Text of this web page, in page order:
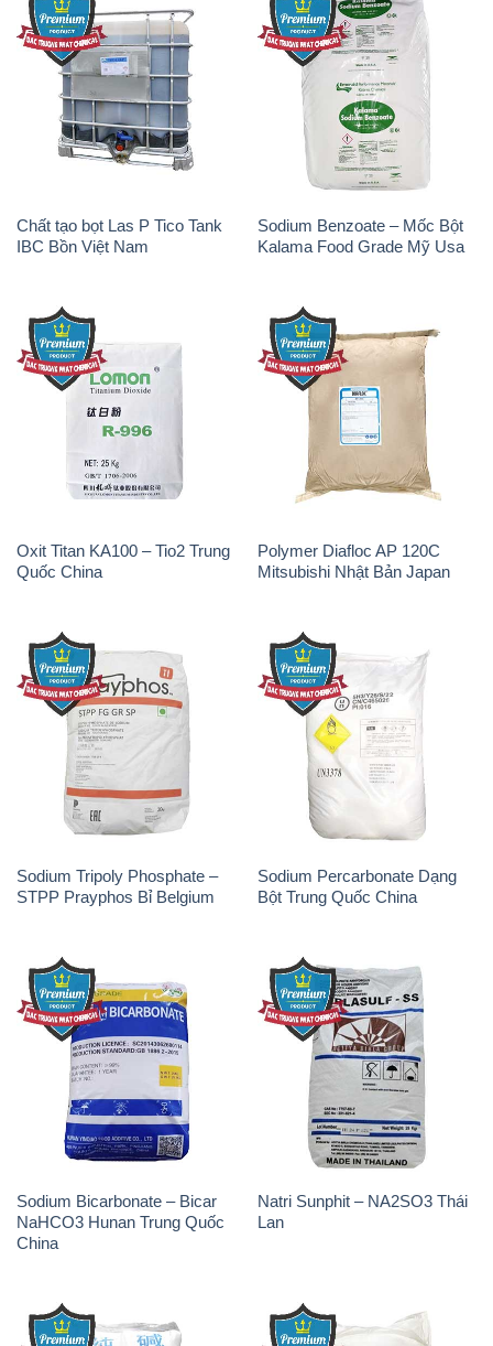
Chất tạo bọt Las P Tico Tank
IBC Bồn Việt Nam
Sodium Benzoate – Mốc Bột
Kalama Food Grade Mỹ Usa
Oxit Titan KA100 – Tio2 Trung
Quốc China
Polymer Diafloc AP 120C
Mitsubishi Nhật Bản Japan
Sodium Tripoly Phosphate –
STPP Prayphos Bỉ Belgium
Sodium Percarbonate Dạng
Bột Trung Quốc China
Sodium Bicarbonate – Bicar
NaHCO3 Hunan Trung Quốc
China
Natri Sunphit – NA2SO3 Thái
Lan